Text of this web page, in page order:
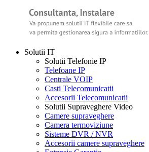
Solutii IT
Solutii Telefonie IP
Telefoane IP
Centrale VOIP
Casti Telecomunicatii
Accesorii Telecomunicatii
Solutii Supraveghere Video
Camere supraveghere
Camera termoviziune
Sisteme DVR / NVR
Accesorii camere supraveghere